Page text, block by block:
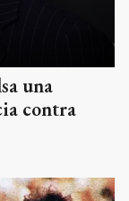
una
contra